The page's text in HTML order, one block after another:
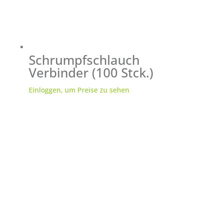
Schrumpfschlauch
Verbinder (100 Stck.)
Einloggen, um Preise zu sehen